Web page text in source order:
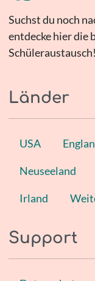
Suchst du noch
entdecke hier die
Schüleraustausch!
Länder
USA
Neuseeland
Irland
Support